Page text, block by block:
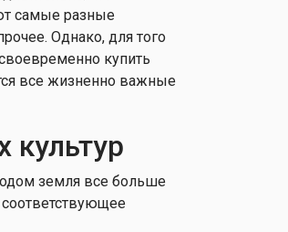
самые разные
Однако, для того
купить
все жизненно важные
земля все больше